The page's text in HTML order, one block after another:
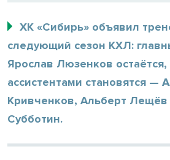
ХК «Сибирь» объявил
следующий сезон КХЛ:
Ярослав Люзенков остаётся,
ассистентами становятся —
Кривченков, Альберт
Субботин.